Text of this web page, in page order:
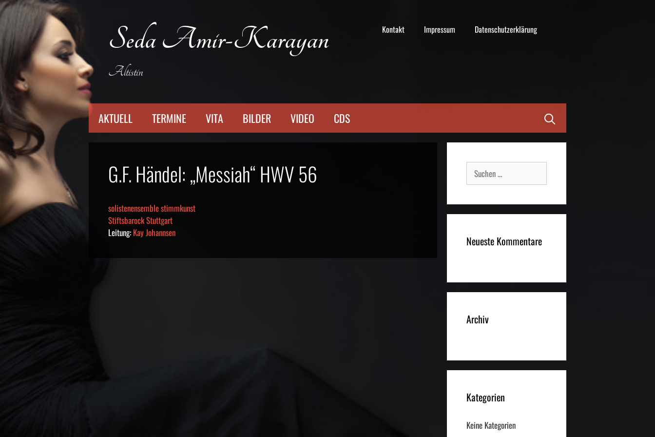
Zum
Inhalt
Kontakt Impressum Datenschutzerklärung
Seda Amir-Karayan
Altistin
AKTUELL TERMINE VITA BILDER VIDEO CDS
G.F. Händel: „Messiah“ HWV 56
solistenensemble stimmkunst
Stiftsbarock Stuttgart
Leitung: Kay Johannsen
Suche
nach:
Neueste Kommentare
Archiv
Kategorien
Keine Kategorien